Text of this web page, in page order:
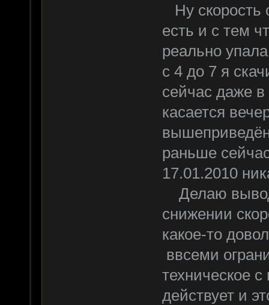
Ну скорость
есть и с тем
реально
с 4 до 7 я
сейчас даже
касается
раньше
17.01.2010
Делаю
снижении
какое-то
ввсеми
техническое
действует и